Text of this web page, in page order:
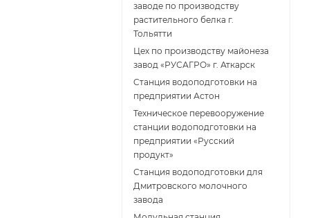
заводе по производству
растительного белка г.
Тольятти
Цех по производству майонеза
завод «РУСАГРО» г. Аткарск
Cтанция водоподготовки на
предприятии Астон
Техническое перевооружение
станции водоподготовки на
предприятии «Русский
продукт»
Станция водоподготовки для
Дмитровского молочного
завода